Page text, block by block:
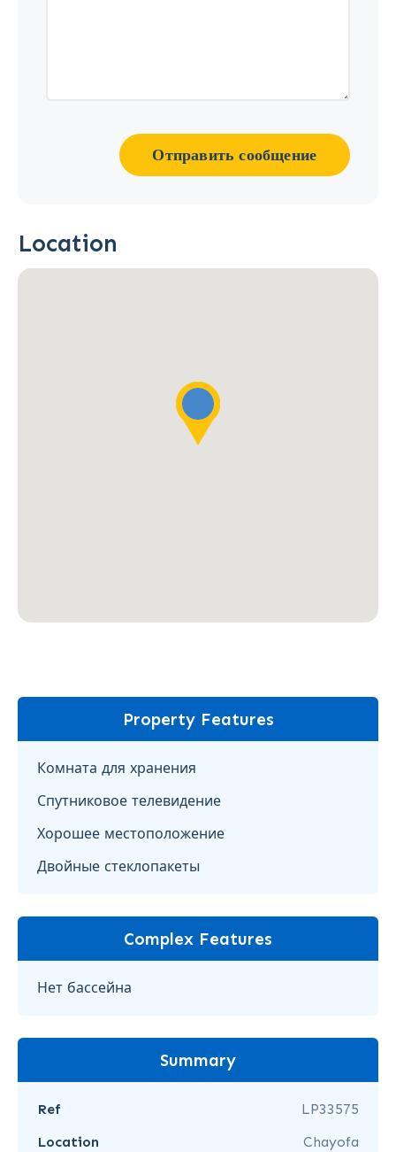
Отправить сообщение
Location
Property Features
Комната для хранения
Спутниковое телевидение
Хорошее местоположение
Двойные стеклопакеты
Complex Features
Нет бассейна
Summary
Ref
LP33575
Location
Chayofa